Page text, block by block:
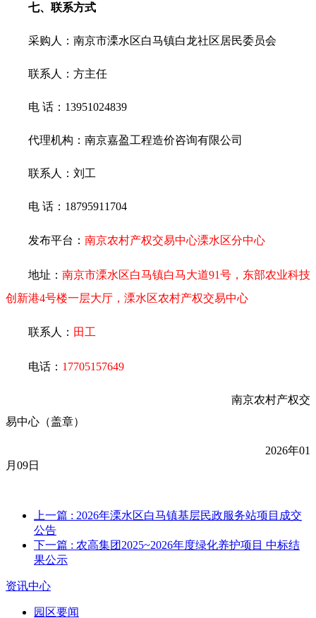
七、联系方式
采购 人：南京市溧水区白马镇白龙社区居民委员会
联系人： 方主任
电 话： 13951024839
代理机构：南京嘉盈工程造价咨询有限公司
联系人： 刘工
电 话： 18795911704
发布平台： 南京农村产权交易中心溧水区分中心
地址： 南京市溧水区白马镇白马大道91号，东部农业科技
创新港4号楼一层大厅，溧水区农村产权交易中心
联系人： 田工
电话： 17705157649
南京农村产权交
易中心（盖章）
2026年01
月 09日
上一篇 : 2026年溧水区白马镇基层民政服务站项目成交
公告
下一篇 : 农高集团2025~2026年度绿化养护项目 中标结
果公示
资讯中心
园区要闻